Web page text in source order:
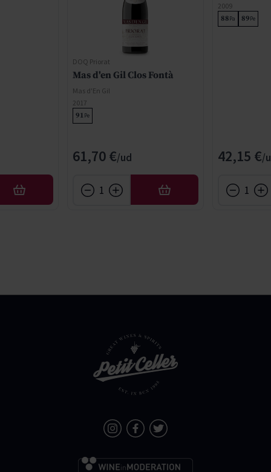
AÑADIR
DOQ Priorat
Mas d'en Gil Clos Fontà
Mas d'En Gil
2017
91 Pe
61,70 €
AÑADIR
2009
88Pa 89Pe
42,15 €